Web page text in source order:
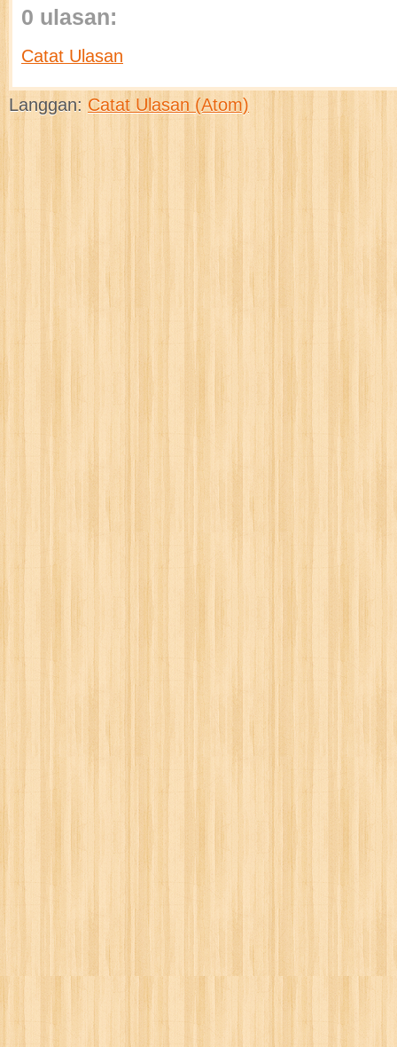
0 ulasan:
Catat Ulasan
Langgan: Catat Ulasan (Atom)